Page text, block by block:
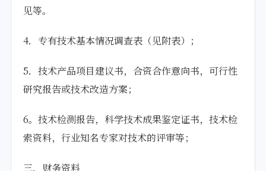
见等。
4．专有技术基本情况调查表（见附表）；
5．技术产品项目建议书，合资合作意向书，可行性
研究报告或技术改造方案；
6。技术检测报告，科学技术成果鉴定证书，技术检
索资料，行业知名专家对技术的评审等；
三．财务资料